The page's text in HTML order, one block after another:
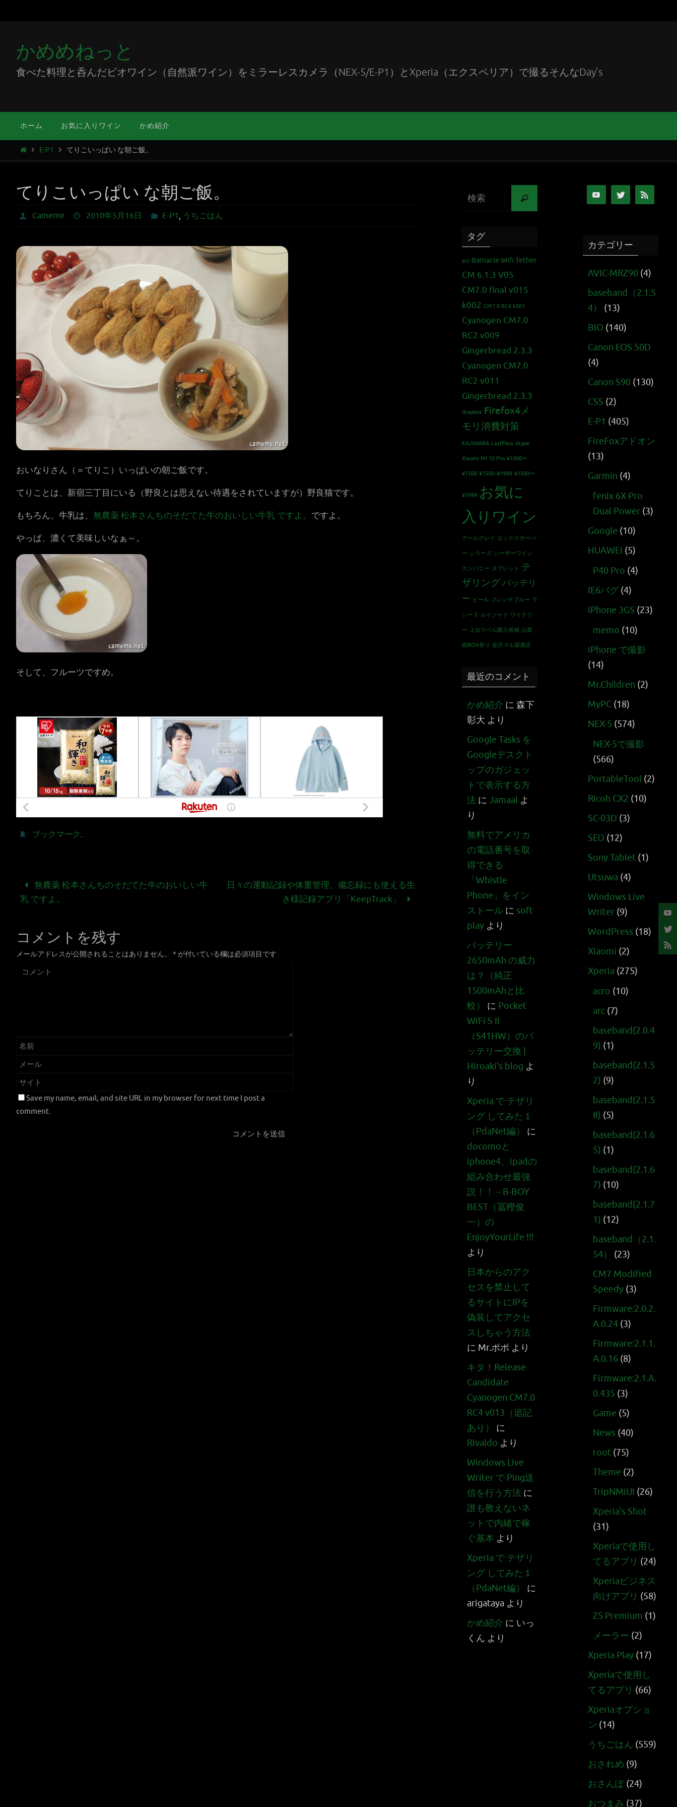
かめめねっと
食べた料理と呑んだビオワイン（自然派ワイン）をミラーレスカメラ（NEX-5/E-P1）とXperia（エクスペリア）で撮るそんなDay's
ホーム お気に入りワイン かめ紹介
E-P1 てりこいっぱい な朝ご飯。
てりこいっぱい な朝ご飯。
Cameme 2010年5月16日 E-P1 , うちごはん
おいなりさん（＝てりこ）いっぱいの朝ご飯です。
てりことは、新宿三丁目にいる（野良とは思えない待遇をされていますが）野良猫です。
もちろん、牛乳は、 無農薬 松本さんちのそだてた牛のおいしい牛乳 ですよ。 ですよ。
やっぱ、濃くて美味しいなぁ～。
そして、フルーツですめ。
ブックマーク .
無農薬 松本さんちのそだてた牛のおいしい牛
乳 ですよ。
日々の運動記録や体重管理、備忘録にも使える生
き様記録アプリ「KeepTrack」
コメントを残す
メールアドレスが公開されることはありません。 * が付いている欄は必須項目です
Save my name, email, and site URL in my browser for next time I post a
comment.
タグ
arc Barnacle Wifi Tether
CM 6.1.3 V05
CM7.0 final v015
k002 CM7.0 RC4 k001
Cyanogen CM7.0
RC2 v009
Gingerbread 2.3.3
Cyanogen CM7.0
RC2 v011
Gingerbread 2.3.3
dropbox Firefox4メ
モリ消費対策
KAJIWARA LastPass skype
Xiaomi Mi 10 Pro ¥1000〜
¥1500 ¥1500~¥1999 ¥1500〜
¥1999 お気に
入りワイン
アールグレイ エックスサーバ
ー シラーズ シーザーワイン
カンパニー タブレット
テ
ザリングバッテリ
ー ビール フレンチブルー ラ
シーヌ ルイジャド ワイナリ
ー 上位ラベル購入候補 山梨
紙BOX有り 金沢マル源酒店
最近のコメント
かめ紹介 に 森下
彰大 より
Google Tasks を
Googleデスクト
ップのガジェッ
トで表示する方
法 に Jamaal よ
り
無料でアメリカ
の電話番号を取
得できる
「Whistle
Phone」をイン
ストール に soft
play より
バッテリー
2650mAh の威力
は？（純正
1500mAhと比
較）
に Pocket
WiFi S II
（S41HW）のバ
ッテリー交換 |
Hiroaki's blog よ
り
Xperia で テザリ
ング してみた１
（PdaNet編）
に
docomoと
iphone4、ipadの
組み合わせ最強
説！！ – B-BOY
BEST（冨樫俊
一）の
EnjoyYourLife !!!
より
日本からのアク
セスを禁止して
るサイトにIPを
偽装してアクセ
スしちゃう方法
に Mr.ポポ より
キタ！Release
Candidate
Cyanogen CM7.0
RC4 v013（追記
あり）
に
Rivaldo より
Windows Live
Writer で Ping送
信を行う方法 に
誰も教えないネ
ットで内緒で稼
ぐ基本 より
Xperia で テザリ
ング してみた１
（PdaNet編）
に
arigataya より
かめ紹介 に いっ
くん より
カテゴリー
AVIC-MRZ90 (4)
baseband（2.1.5
4）
(13)
BIO (140)
Canon EOS 50D
(4)
Canon S90 (130)
CSS (2)
E-P1 (405)
FireFoxアドオン
(13)
Garmin (4)
fenix 6X Pro
Dual Power (3)
Google (10)
HUAWEI (5)
P40 Pro (4)
IE6バグ (4)
iPhone 3GS (23)
memo (10)
iPhone で撮影
(14)
Mr.Children (2)
MyPC (18)
NEX-5 (574)
NEX-5で撮影
(566)
PortableTool (2)
Ricoh CX2 (10)
SC-03D (3)
SEO (12)
Sony Tablet (1)
Utsuwa (4)
Windows Live
Writer (9)
WordPress (18)
Xiaomi (2)
Xperia (275)
acro (10)
arc (7)
baseband(2.0.4
9) (1)
baseband(2.1.5
2) (9)
baseband(2.1.5
8) (5)
baseband(2.1.6
5) (1)
baseband(2.1.6
7) (10)
baseband(2.1.7
1) (12)
baseband（2.1.
54）
(23)
CM7 Modified
Speedy (3)
Firmware:2.0.2.
A.0.24 (3)
Firmware:2.1.1.
A.0.16 (8)
Firmware:2.1.A.
0.435 (3)
Game (5)
News (40)
root (75)
Theme (2)
TripNMiUI (26)
Xperia's Shot
(31)
Xperiaで使用し
てるアプリ (24)
Xperiaビジネス
向けアプリ (58)
Z5 Premium (1)
メーラー (2)
Xperia Play (17)
Xperiaで使用し
てるアプリ (66)
Xperiaオプショ
ン (14)
うちごはん (559)
おされめ (9)
おさんぽ(24)
おつまみ (37)